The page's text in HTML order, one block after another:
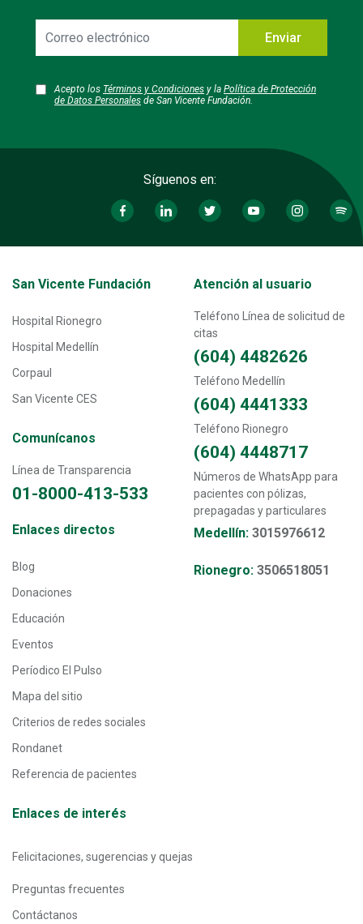
electrónico
Acepto los Términos y Condiciones y la Política de Protección
de Datos Personales de San Vicente Fundación.
Enviar
Síguenos en:
Transversal - Menú San Vicente fundación footer
San Vicente Fundación
Hospital Rionegro
Hospital Medellín
Corpaul
San Vicente CES
Comunícanos
Línea de Transparencia
01-8000-413-533
Atención al usuario
Teléfono Línea de solicitud de
citas
(604) 4482626
Teléfono Medellín
(604) 4441333
Teléfono Rionegro
(604) 4448717
Números de WhatsApp para
pacientes con pólizas,
prepagadas y particulares
Medellín: 3015976612
Rionegro: 3506518051
Transversal - Menú enlaces directos footer
Enlaces directos
Blog
Donaciones
Educación
Eventos
Períodico El Pulso
Mapa del sitio
Criterios de redes sociales
Rondanet
Referencia de pacientes
Enlaces de interés
Felicitaciones, sugerencias y quejas
Preguntas frecuentes
Contáctanos